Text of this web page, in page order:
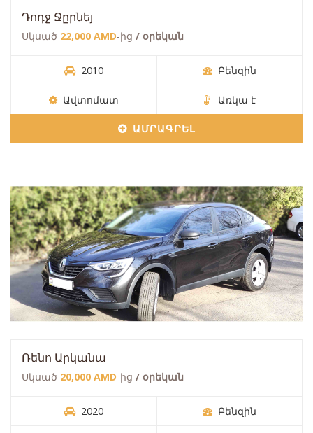
Դոդջ Ջըրնեյ
Սկսած 22,000 AMD-ից / օրեկան
2010 Բենզին
Ավտոմատ Առկա է
ԱՄՐԱԳՐԵԼ
Ռենո Արկանա
Սկսած 20,000 AMD-ից / օրեկան
2020 Բենզին